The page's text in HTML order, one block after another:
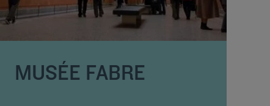
MUSÉE FABRE